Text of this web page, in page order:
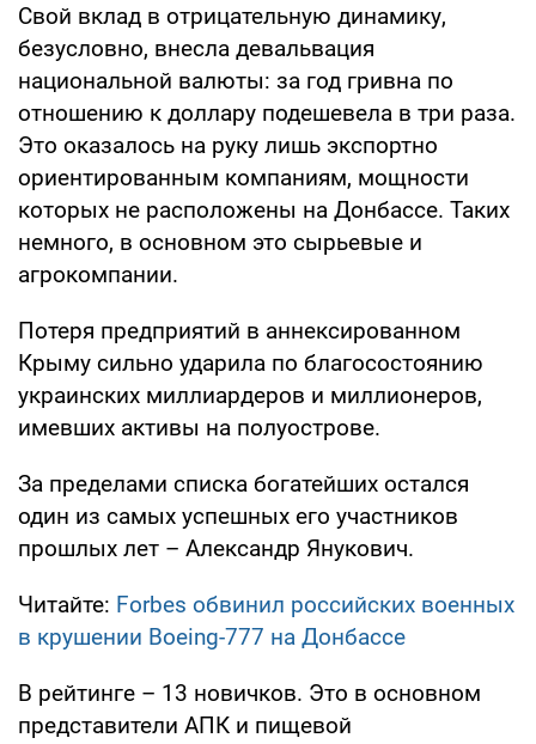
Свой вклад в отрицательную динамику,
безусловно, внесла девальвация
национальной валюты: за год гривна по
отношению к доллару подешевела в три раза.
Это оказалось на руку лишь экспортно
ориентированным компаниям, мощности
которых не расположены на Донбассе. Таких
немного, в основном это сырьевые и
агрокомпании.
Потеря предприятий в аннексированном
Крыму сильно ударила по благосостоянию
украинских миллиардеров и миллионеров,
имевших активы на полуострове.
За пределами списка богатейших остался
один из самых успешных его участников
прошлых лет – Александр Янукович.
Читайте: Forbes обвинил российских военных
в крушении Boeing-777 на Донбассе
В рейтинге – 13 новичков. Это в основном
представители АПК и пищевой